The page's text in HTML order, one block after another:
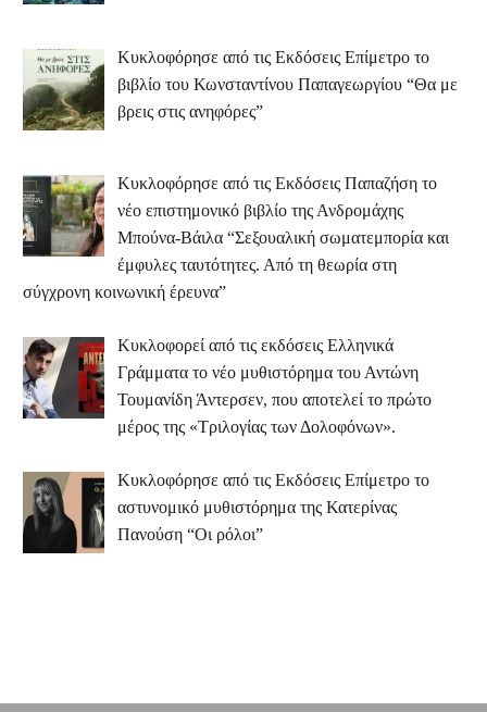
Κυκλοφόρησε από τις Εκδόσεις Επίμετρο το
βιβλίο του Κωνσταντίνου Παπαγεωργίου “Θα με
βρεις στις ανηφόρες”
Κυκλοφόρησε από τις Εκδόσεις Παπαζήση το
νέο επιστημονικό βιβλίο της Ανδρομάχης
Μπούνα-Βάιλα “Σεξουαλική σωματεμπορία και
έμφυλες ταυτότητες. Από τη θεωρία στη
σύγχρονη κοινωνική έρευνα”
Κυκλοφορεί από τις εκδόσεις Ελληνικά
Γράμματα το νέο μυθιστόρημα του Αντώνη
Τουμανίδη Άντερσεν, που αποτελεί το πρώτο
μέρος της «Τριλογίας των Δολοφόνων».
Κυκλοφόρησε από τις Εκδόσεις Επίμετρο το
αστυνομικό μυθιστόρημα της Κατερίνας
Πανούση “Οι ρόλοι”